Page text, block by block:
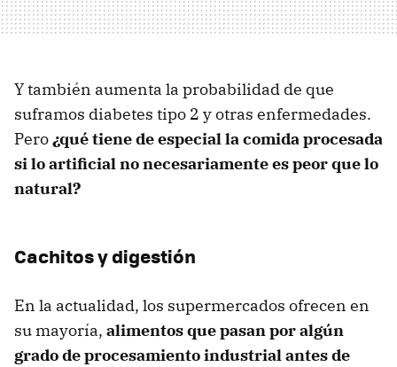
Y también aumenta la probabilidad de que
suframos diabetes tipo 2 y otras enfermedades.
Pero¿qué tiene de especial la comida procesada
si lo artificial no necesariamente es peor que lo
natural?
Cachitos y digestión
En la actualidad, los supermercados ofrecen en
su mayoría, alimentos que pasan por algún
grado de procesamiento industrial antes de